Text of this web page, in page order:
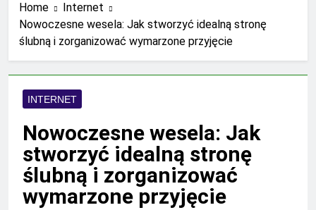
Home
Internet
Nowoczesne wesela: Jak stworzyć idealną stronę
ślubną i zorganizować wymarzone przyjęcie
INTERNET
Nowoczesne wesela: Jak
stworzyć idealną stronę
ślubną i zorganizować
wymarzone przyjęcie